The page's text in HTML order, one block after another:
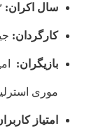
سال اکران:
کارگردان:
بازیگران:
موری
امتیاز